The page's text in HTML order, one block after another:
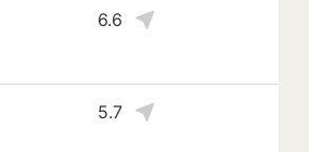
6.6
5.7